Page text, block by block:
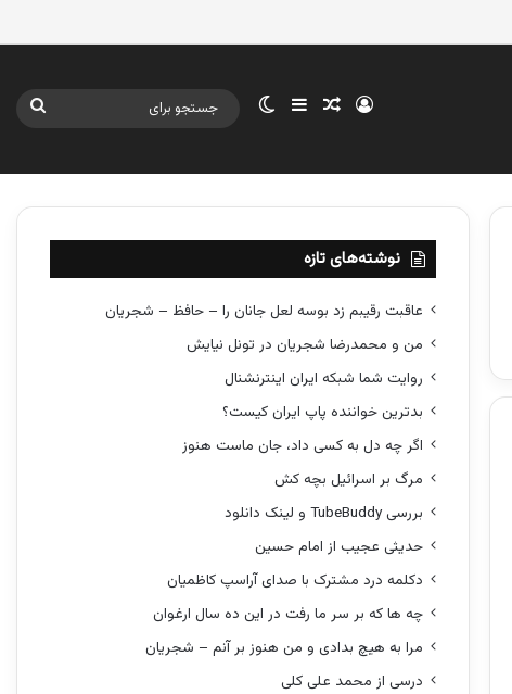
ورود نوشته تصادفی
سایدبار تغییر پوسته
نوشته‌های تازه
عاقبت رقیبم زد بوسه لعل جانان را – حافظ – شجریان
من و محمدرضا شجریان در تونل نیایش
روایت شما شبکه ایران اینترنشنال
بدترین خواننده پاپ ایران کیست؟
اگر چه دل به کسی داد، جان ماست هنوز
مرگ بر اسرائیل بچه کش
بررسی TubeBuddy و لینک دانلود
حدیثی عجیب از امام حسین
دکلمه درد مشترک با صدای آراسپ کاظمیان
چه ها که بر سر ما رفت در این ده سال ارغوان
مرا به هیچ بدادی و من هنوز بر آنم – شجریان
درسی از محمد علی کلی